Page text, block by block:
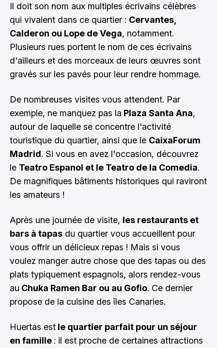
Il doit son nom aux multiples écrivains célèbres
qui vivaient dans ce quartier : Cervantes,
Calderon ou Lope de Vega, notamment.
Plusieurs rues portent le nom de ces écrivains
d'ailleurs et des morceaux de leurs œuvres sont
gravés sur les pavés pour leur rendre hommage.
De nombreuses visites vous attendent. Par
exemple, ne manquez pas la Plaza Santa Ana,
autour de laquelle se concentre l'activité
touristique du quartier, ainsi que le CaixaForum
Madrid. Si vous en avez l'occasion, découvrez
le Teatro Espanol et le Teatro de la Comedia.
De magnifiques bâtiments historiques qui raviront
les amateurs !
Après une journée de visite, les restaurants et
bars à tapas du quartier vous accueillent pour
vous offrir un délicieux repas ! Mais si vous
voulez manger autre chose que des tapas ou des
plats typiquement espagnols, alors rendez-vous
au Chuka Ramen Bar ou au Gofio. Ce dernier
propose de la cuisine des îles Canaries.
Huertas est le quartier parfait pour un séjour
en famille : il est proche de certaines attractions